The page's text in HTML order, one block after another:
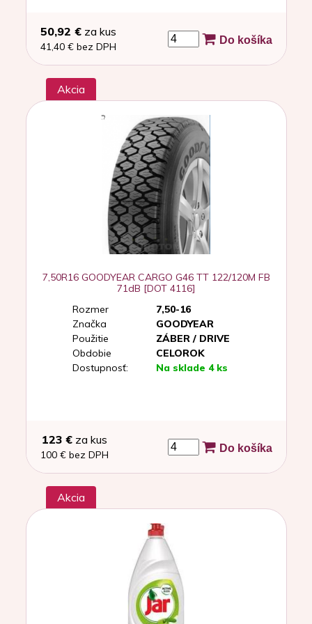
50,92 €za kus
41,40 € bez DPH
Do košíka
Akcia
7,50R16 GOODYEAR CARGO G46 TT 122/120M FB
71dB [DOT 4116]
Rozmer
7,50-16
Značka
GOODYEAR
Použitie
ZÁBER / DRIVE
Obdobie
CELOROK
Dostupnosť:
Na sklade 4 ks
123 €za kus
100 € bez DPH
Do košíka
Akcia